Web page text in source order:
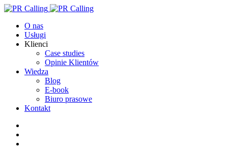
O nas
Usługi
Klienci
Case studies
Opinie Klientów
Wiedza
Blog
E-book
Biuro prasowe
Kontakt